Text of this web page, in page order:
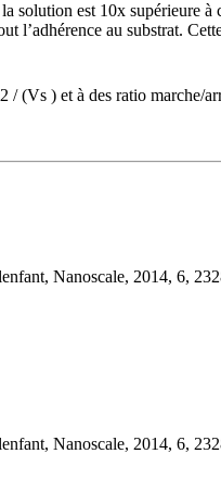
solution est 10x supérieure à
l’adhérence au substrat.
/ (Vs ) et à des ratio marche/
Nanoscale, 2014, 6,
Nanoscale, 2014, 6,